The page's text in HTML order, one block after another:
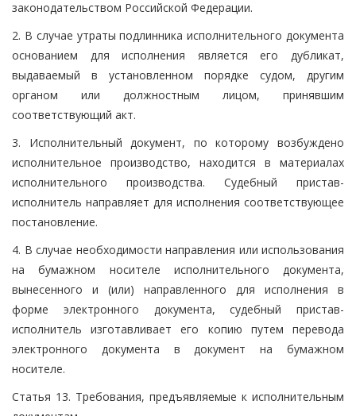
законодательством Российской Федерации.
2. В случае утраты подлинника исполнительного документа
основанием для исполнения является его дубликат,
выдаваемый в установленном порядке судом, другим
органом или должностным лицом, принявшим
соответствующий акт.
3. Исполнительный документ, по которому возбуждено
исполнительное производство, находится в материалах
исполнительного производства. Судебный пристав-
исполнитель направляет для исполнения соответствующее
постановление.
4. В случае необходимости направления или использования
на бумажном носителе исполнительного документа,
вынесенного и (или) направленного для исполнения в
форме электронного документа, судебный пристав-
исполнитель изготавливает его копию путем перевода
электронного документа в документ на бумажном
носителе.
Статья 13. Требования, предъявляемые к исполнительным